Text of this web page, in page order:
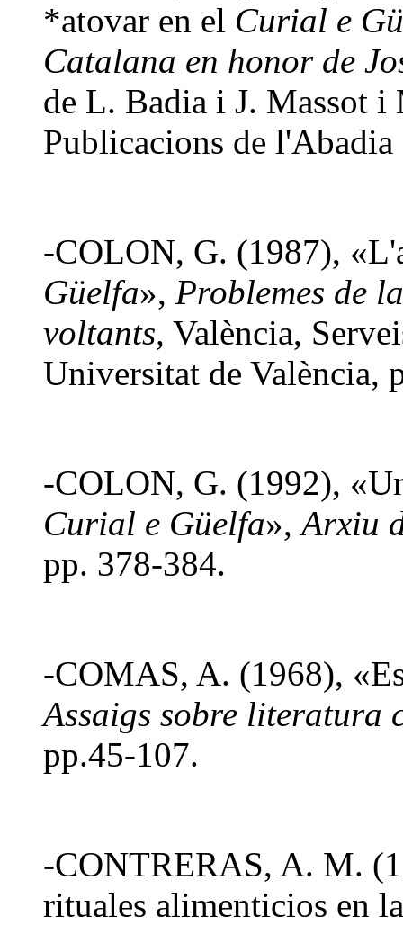
*atovar en el Curial e
Catalana en honor de
de L. Badia i J. Massot i
Publicacions de
-COLON, G. (1987),
Güelfa», Problemes de
voltants, València,
Universitat de València,
-COLON, G. (1992),
Curial e Güelfa»,Arxiu
pp. 378-384.
-COMAS, A. (1968),
Assaigs sobre literatura
pp.45-107.
-CONTRERAS, A. M.
rituales alimenticios en